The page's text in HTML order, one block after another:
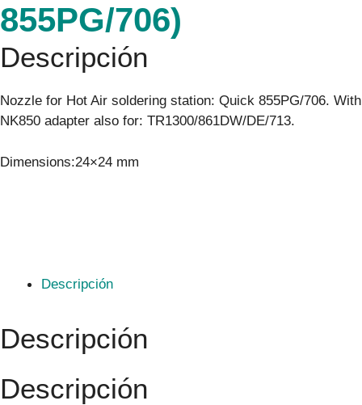
855PG/706)
Descripción
Nozzle for Hot Air soldering station: Quick 855PG/706. With
NK850 adapter also for: TR1300/861DW/DE/713.
Dimensions:24×24 mm
Descripción
Descripción
Descripción